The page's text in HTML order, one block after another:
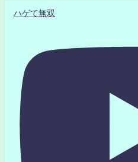
ハゲて無双